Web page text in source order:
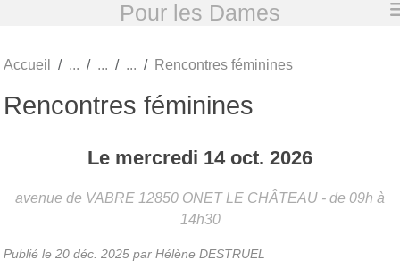
Pour les Dames
Accueil Rencontres féminines
Rencontres féminines
Le mercredi 14 oct. 2026
avenue de VABRE 12850 ONET LE CHÂTEAU - de 09h à
14h30
Publié le 20 déc. 2025 par Hélène DESTRUEL